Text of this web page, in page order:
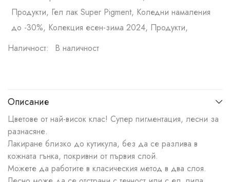
Продукти, Гел лак Super Pigment, Коледни намаления
до -30%, Колекция есен-зима 2024, Продукти,
Наличност:
В наличност
Описание
Цветове от най-висок клас! Супер пигментация, лесни за
разнасяне.
Лакиране близко до кутикула, без да се разлива в
кожната гънка, покривни от първия слой.
Можете да работите в класическия метод в два слоя.